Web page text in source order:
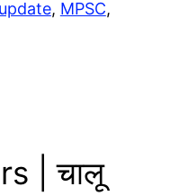
, MPSC,
| चालू